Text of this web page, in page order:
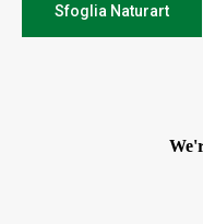
Sfoglia Naturart